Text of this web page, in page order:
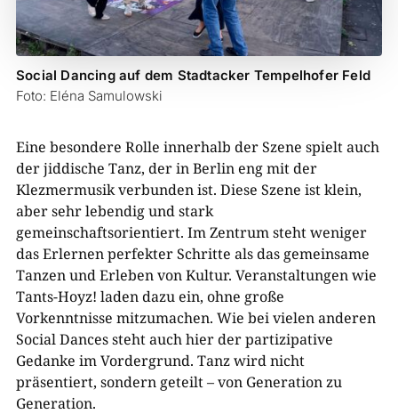
Social Dancing auf dem Stadtacker Tempelhofer Feld
Foto: Eléna Samulowski
Eine besondere Rolle innerhalb der Szene spielt auch
der jiddische Tanz, der in Berlin eng mit der
Klezmermusik verbunden ist. Diese Szene ist klein,
aber sehr lebendig und stark
gemeinschaftsorientiert. Im Zentrum steht weniger
das Erlernen perfekter Schritte als das gemeinsame
Tanzen und Erleben von Kultur. Veranstaltungen wie
Tants-Hoyz! laden dazu ein, ohne große
Vorkenntnisse mitzumachen. Wie bei vielen anderen
Social Dances steht auch hier der partizipative
Gedanke im Vordergrund. Tanz wird nicht
präsentiert, sondern geteilt – von Generation zu
Generation.